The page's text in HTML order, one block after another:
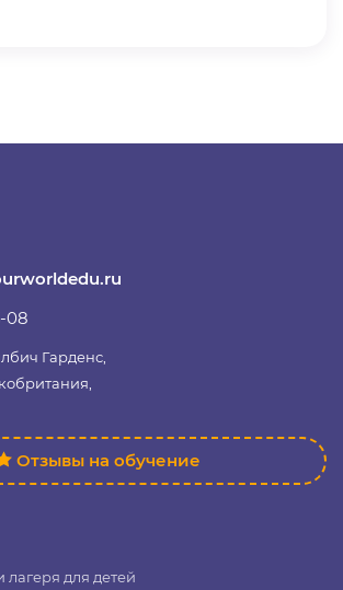
08
Гарденс,
Отзывы на обучение
для детей